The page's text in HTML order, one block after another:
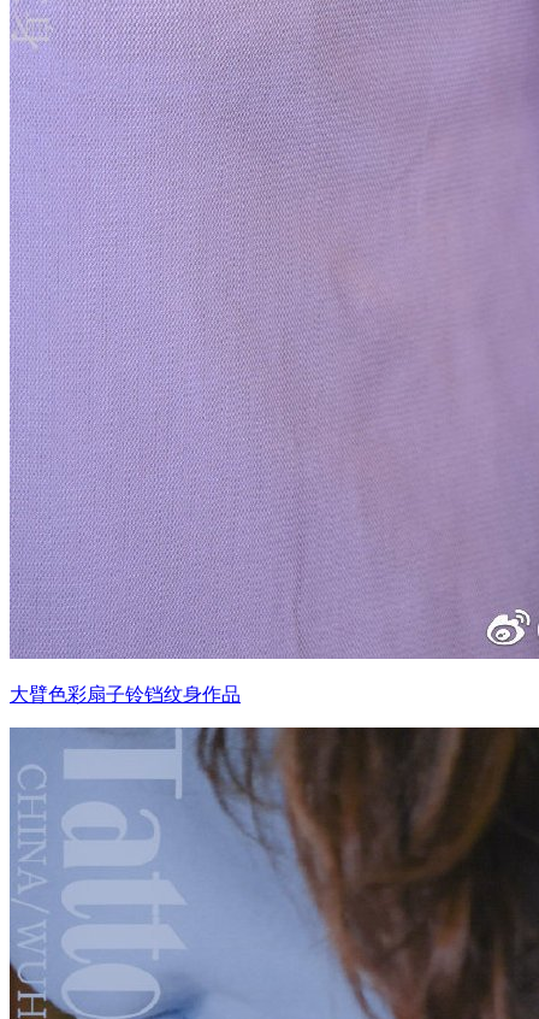
大臂色彩扇子铃铛纹身作品